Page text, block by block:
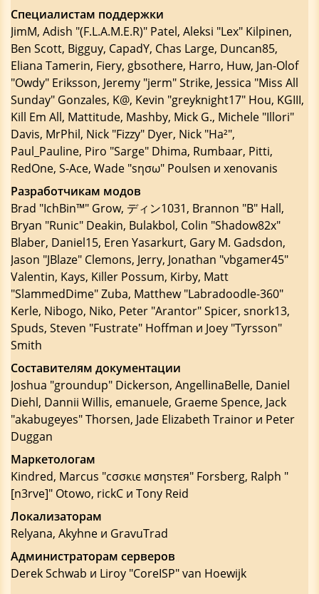
Специалистам поддержки
JimM, Adish "(F.L.A.M.E.R)" Patel, Aleksi "Lex" Kilpinen,
Ben Scott, Bigguy, CapadY, Chas Large, Duncan85,
Eliana Tamerin, Fiery, gbsothere, Harro, Huw, Jan-Olof
"Owdy" Eriksson, Jeremy "jerm" Strike, Jessica "Miss All
Sunday" Gonzales, K@, Kevin "greyknight17" Hou, KGIII,
Kill Em All, Mattitude, Mashby, Mick G., Michele "Illori"
Davis, MrPhil, Nick "Fizzy" Dyer, Nick "Ha²",
Paul_Pauline, Piro "Sarge" Dhima, Rumbaar, Pitti,
RedOne, S-Ace, Wade "sησω" Poulsen и xenovanis
Разработчикам модов
Brad "IchBin™" Grow, ディン1031, Brannon "B" Hall,
Bryan "Runic" Deakin, Bulakbol, Colin "Shadow82x"
Blaber, Daniel15, Eren Yasarkurt, Gary M. Gadsdon,
Jason "JBlaze" Clemons, Jerry, Jonathan "vbgamer45"
Valentin, Kays, Killer Possum, Kirby, Matt
"SlammedDime" Zuba, Matthew "Labradoodle-360"
Kerle, Nibogo, Niko, Peter "Arantor" Spicer, snork13,
Spuds, Steven "Fustrate" Hoffman и Joey "Tyrsson"
Smith
Составителям документации
Joshua "groundup" Dickerson, AngellinaBelle, Daniel
Diehl, Dannii Willis, emanuele, Graeme Spence, Jack
"akabugeyes" Thorsen, Jade Elizabeth Trainor и Peter
Duggan
Маркетологам
Kindred, Marcus "cσσкιє мσηѕтєя" Forsberg, Ralph "
[n3rve]" Otowo, rickC и Tony Reid
Локализаторам
Relyana, Akyhne и GravuTrad
Администраторам серверов
Derek Schwab и Liroy "CoreISP" van Hoewijk